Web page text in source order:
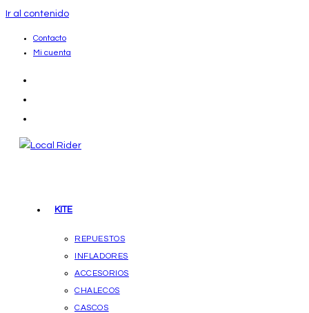
Ir al contenido
Contacto
Mi cuenta
KITE
REPUESTOS
INFLADORES
ACCESORIOS
CHALECOS
CASCOS